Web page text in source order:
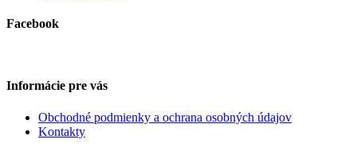
Facebook
Informácie pre vás
Obchodné podmienky a ochrana osobných údajov
Kontakty